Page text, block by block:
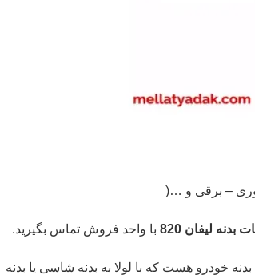
با واحد فروش تماس بگیرید.
خودرو هست که با لولا به بدنه شاسی یا بدنه